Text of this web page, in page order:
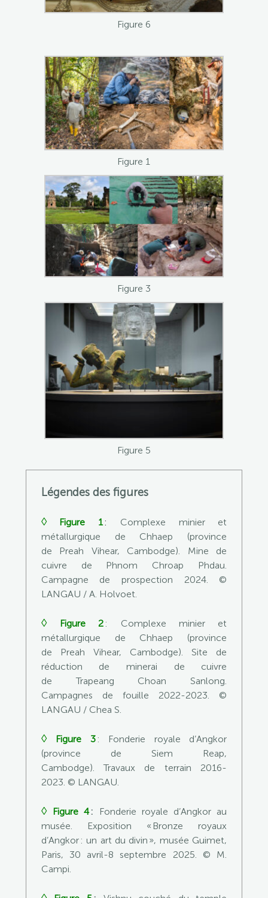
Figure 1
Figure 3
Figure 5
Figure 6
Légendes des figures
◊ Figure 1:
Complexe minier et
métallurgique de Chhaep (province
de Preah Vihear, Cambodge). Mine de
cuivre de Phnom Chroap Phdau.
Campagne de prospection 2024. ©
LANGAU / A. Holvoet.
◊ Figure 2: Complexe minier et
métallurgique de Chhaep (province
de Preah Vihear, Cambodge). Site de
réduction de minerai de cuivre
de Trapeang Choan Sanlong.
Campagnes de fouille 2022-2023. ©
LANGAU / Chea S.
◊ Figure 3: Fonderie royale d’Angkor
(province de Siem Reap,
Cambodge). Travaux de terrain 2016-
2023. © LANGAU.
◊ Figure 4:
Fonderie royale d’Angkor au
musée. Exposition « Bronze royaux
d’Angkor : un art du divin », musée Guimet,
Paris, 30 avril-8 septembre 2025. © M.
Campi.